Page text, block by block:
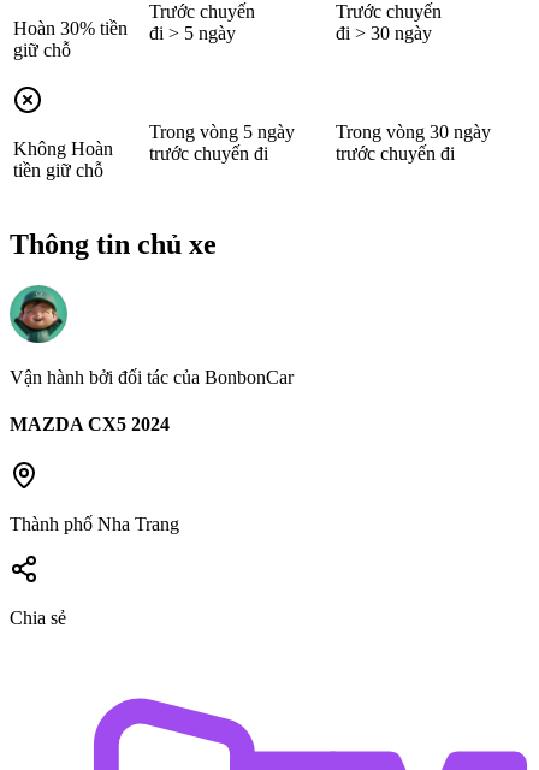
Hoàn 30% tiền
giữ chỗ
Trước chuyến
đi > 5 ngày
Trước chuyến
đi > 30 ngày
Không Hoàn
tiền giữ chỗ
Trong vòng 5 ngày
trước chuyến đi
Trong vòng 30 ngày
trước chuyến đi
Thông tin chủ xe
Vận hành bởi đối tác của BonbonCar
MAZDA CX5 2024
Thành phố Nha Trang
Chia sẻ